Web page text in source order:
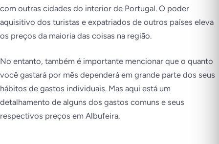
com outras cidades do interior de Portugal. O poder
aquisitivo dos turistas e expatriados de outros países eleva
os preços da maioria das coisas na região.
No entanto, também é importante mencionar que o quanto
você gastará por mês dependerá em grande parte dos seus
hábitos de gastos individuais. Mas aqui está um
detalhamento de alguns dos gastos comuns e seus
respectivos preços em Albufeira.